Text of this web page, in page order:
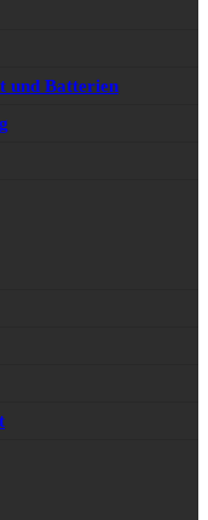
und Batterien